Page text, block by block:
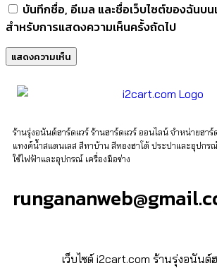
บันทึกชื่อ, อีเมล และชื่อเว็บไซต์ของฉันบน
สำหรับการแสดงความเห็นครั้งถัดไป
ร้านรุ่งอนันต์ฮาร์ดแวร์ ร้านฮาร์ดแวร์ ออนไลน์ จำหน่ายฮาร์
แทงค์น้ำสแตนเลส สีทาบ้าน สีทองฮาโต้ ประปาและอุปกร
ใช้ไฟฟ้าและอุปกรณ์ เครื่องมือช่าง
เว็บไซต์ i2cart.com ร้านรุ่งอนันต์